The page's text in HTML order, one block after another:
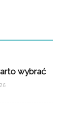
wybrać